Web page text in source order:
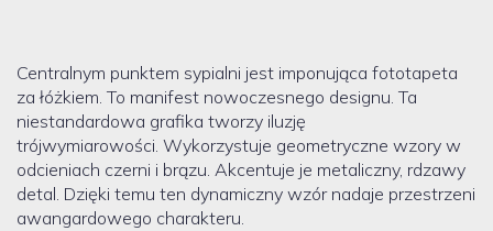
Centralnym punktem sypialni jest imponująca fototapeta
za łóżkiem. To manifest nowoczesnego designu. Ta
niestandardowa grafika tworzy iluzję
trójwymiarowości. Wykorzystuje geometryczne wzory w
odcieniach czerni i brązu. Akcentuje je metaliczny, rdzawy
detal. Dzięki temu ten dynamiczny wzór nadaje przestrzeni
awangardowego charakteru.